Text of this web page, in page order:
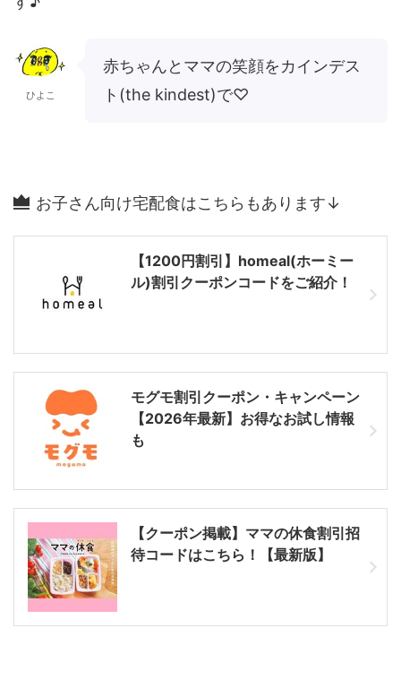
ひよこ
赤ちゃんとママの笑顔をカインデス
ト(the kindest)で♡
お子さん向け宅配食はこちらもあります↓
【1200円割引】homeal(ホーミー
ル)割引クーポンコードをご紹介！
モグモ割引クーポン・キャンペーン
【2026年最新】お得なお試し情報
も
【クーポン掲載】ママの休食割引招
待コードはこちら！【最新版】